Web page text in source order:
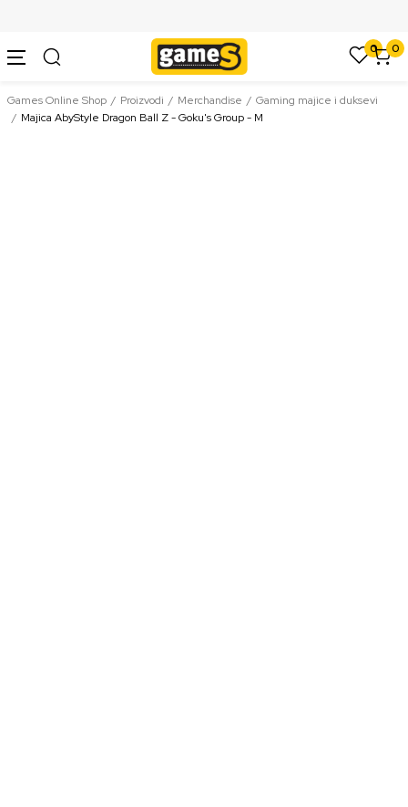
0 0
Games Online Shop Proizvodi Merchandise
Gaming majice i duksevi
Majica AbyStyle Dragon Ball Z - Goku's Group - M